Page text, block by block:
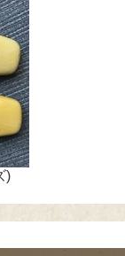
)